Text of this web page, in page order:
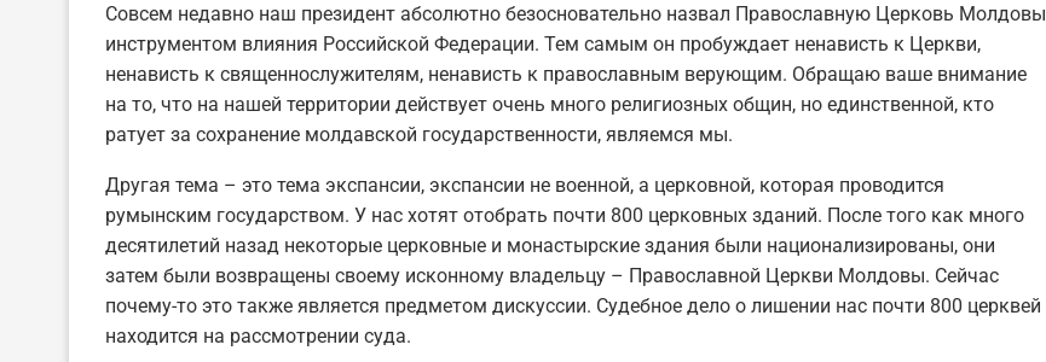
Совсем недавно наш президент абсолютно безосновательно назвал Православную Церковь Молдовы
инструментом влияния Российской Федерации. Тем самым он пробуждает ненависть к Церкви,
ненависть к священнослужителям, ненависть к православным верующим. Обращаю ваше внимание
на то, что на нашей территории действует очень много религиозных общин, но единственной, кто
ратует за сохранение молдавской государственности, являемся мы.
Другая тема – это тема экспансии, экспансии не военной, а церковной, которая проводится
румынским государством. У нас хотят отобрать почти 800 церковных зданий. После того как много
десятилетий назад некоторые церковные и монастырские здания были национализированы, они
затем были возвращены своему исконному владельцу – Православной Церкви Молдовы. Сейчас
почему-то это также является предметом дискуссии. Судебное дело о лишении нас почти 800 церквей
находится на рассмотрении суда.